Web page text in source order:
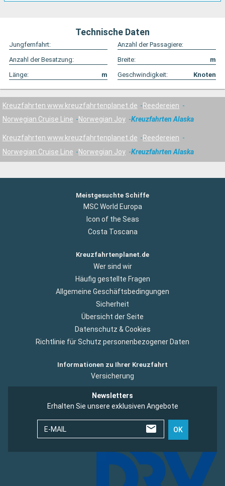
Technische Daten
Jungfernfahrt:
Anzahl der Passagiere:
Anzahl der Besatzung:
Breite:
m
Länge:
m Geschwindigkeit: Knoten
Kreuzfahrten www.kreuzfahrtenplanet.de
Reedereien
Norwegian Cruise Line
Norwegian Joy Kreuzfahrten Alaska
Kreuzfahrten www.kreuzfahrtenplanet.de
Reedereien
Norwegian Cruise Line
Norwegian Joy Kreuzfahrten Alaska
Meistgesuchte Schiffe
MSC World Europa
Icon of the Seas
Costa Toscana
Kreuzfahrtenplanet.de
Wer sind wir
Häufig gestellte Fragen
Allgemeine Geschäftsbedingungen
Sicherheit
Übersicht der Seite
Datenschutz & Cookies
Richtlinie für Schutz personenbezogener Daten
Informationen zu Ihrer Kreuzfahrt
Versicherung
Newsletters
Erhalten Sie unsere exklusiven Angebote
E-MAIL OK